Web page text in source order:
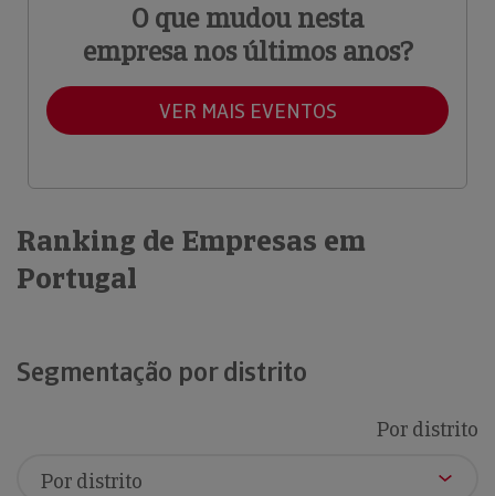
O que mudou nesta
empresa nos últimos anos?
VER MAIS EVENTOS
Ranking de Empresas em
Portugal
Segmentação por distrito
Por distrito